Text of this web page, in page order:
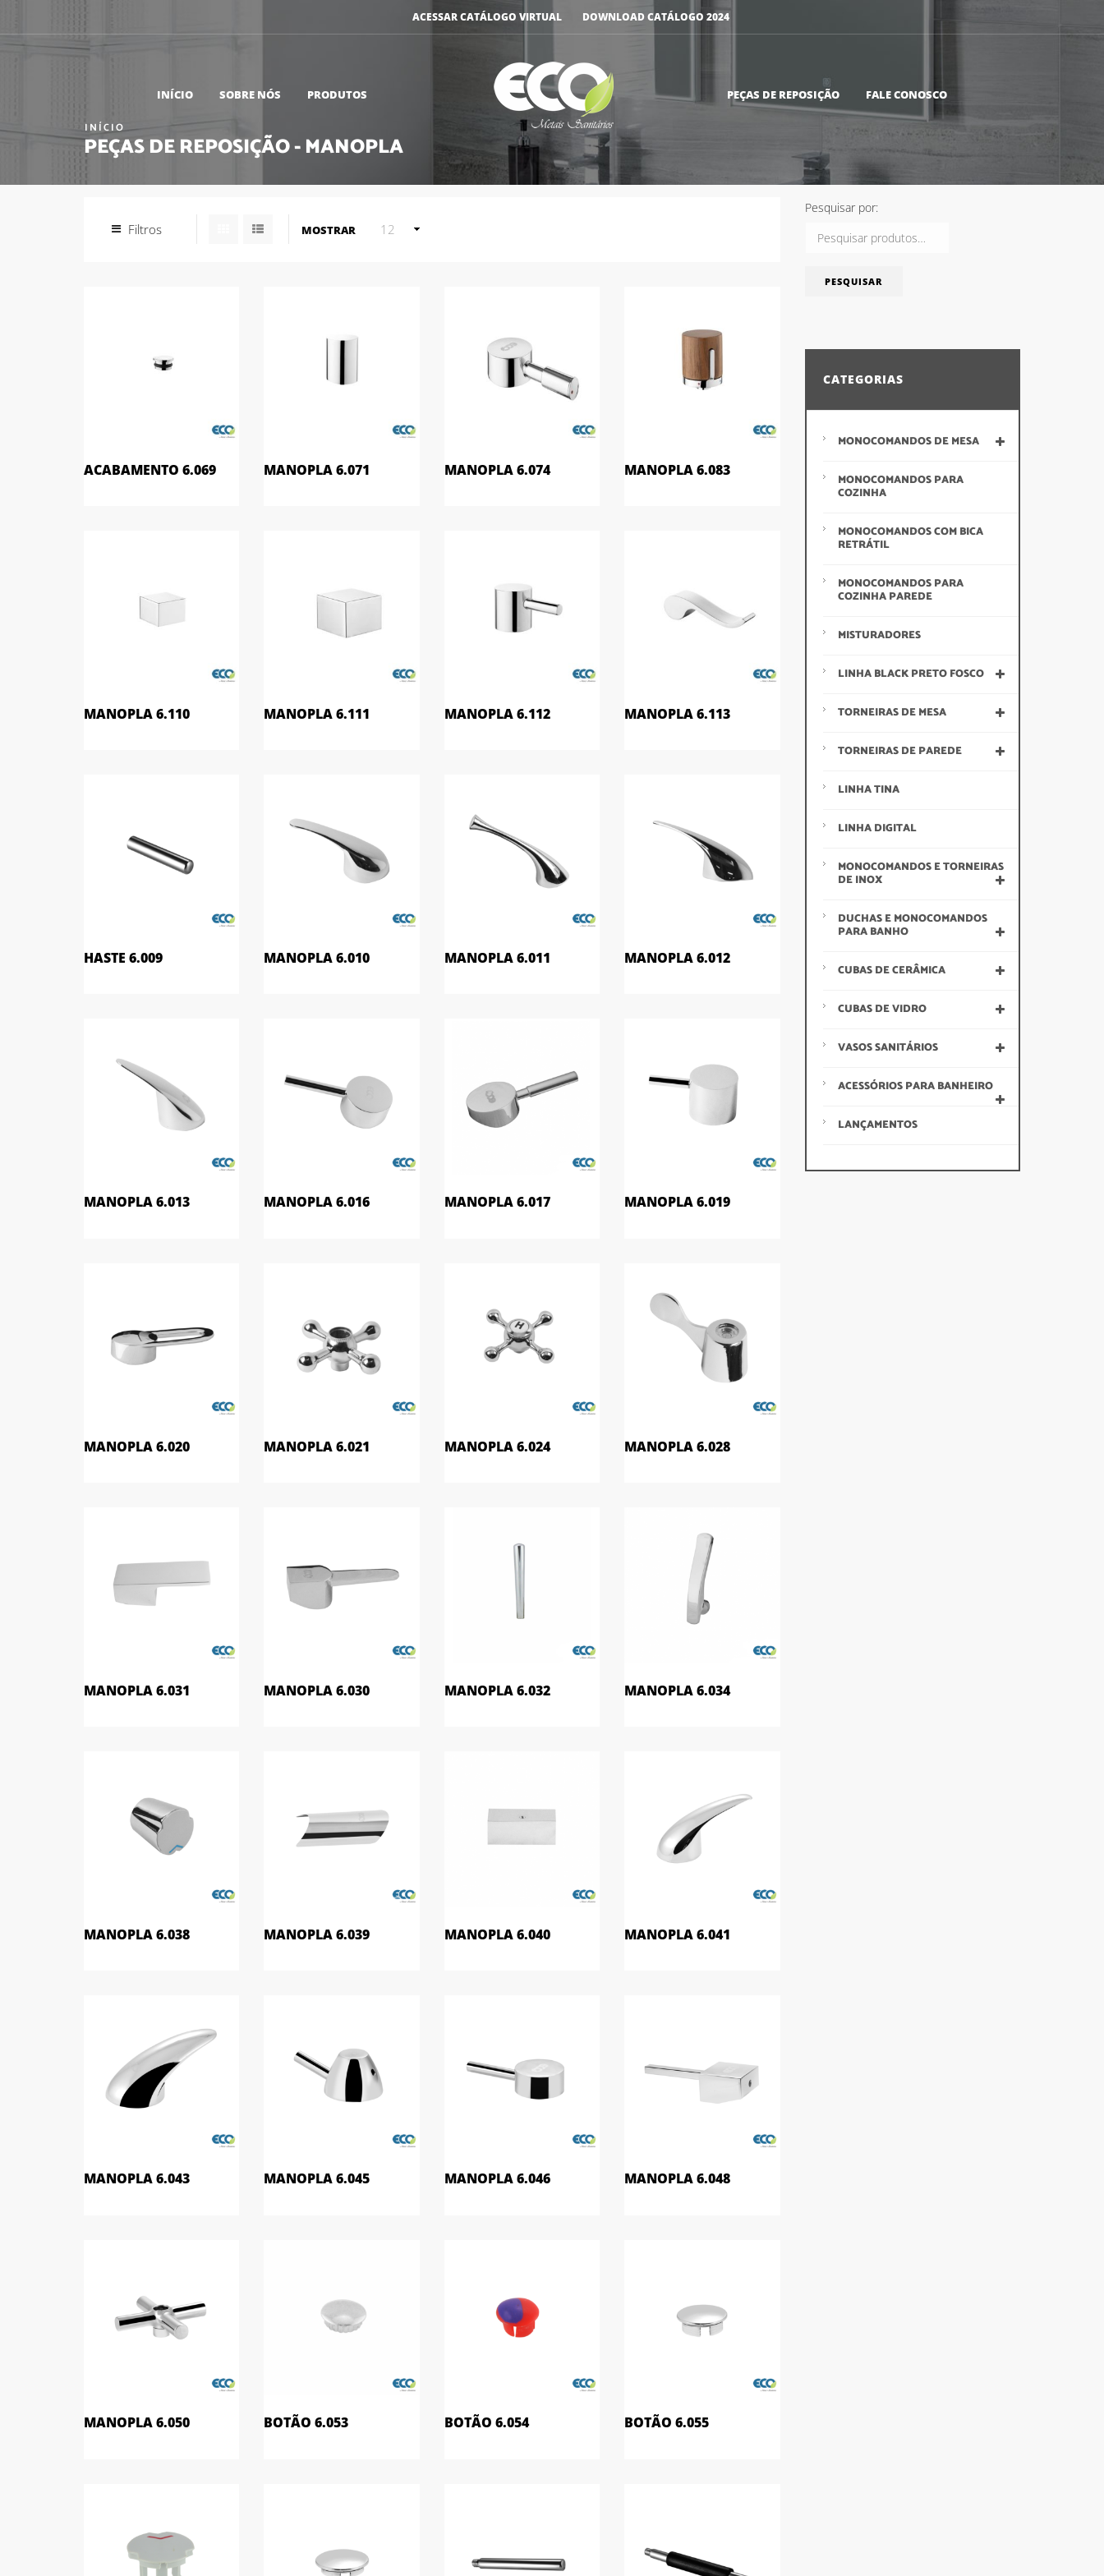
ACESSAR CATÁLOGO VIRTUAL DOWNLOAD CATÁLOGO 2024
INÍCIO SOBRE NÓS PRODUTOS PEÇAS DE REPOSIÇÃO FALE CONOSCO
INÍCIO
PEÇAS DE REPOSIÇÃO - MANOPLA
Filtros MOSTRAR
ACABAMENTO 6.069 MANOPLA 6.071 MANOPLA 6.074 MANOPLA 6.083
MANOPLA 6.110 MANOPLA 6.111 MANOPLA 6.112 MANOPLA 6.113
HASTE 6.009 MANOPLA 6.010 MANOPLA 6.011 MANOPLA 6.012
MANOPLA 6.013 MANOPLA 6.016 MANOPLA 6.017 MANOPLA 6.019
MANOPLA 6.020 MANOPLA 6.021 MANOPLA 6.024 MANOPLA 6.028
MANOPLA 6.031 MANOPLA 6.030 MANOPLA 6.032 MANOPLA 6.034
MANOPLA 6.038 MANOPLA 6.039 MANOPLA 6.040 MANOPLA 6.041
MANOPLA 6.043 MANOPLA 6.045 MANOPLA 6.046 MANOPLA 6.048
MANOPLA 6.050 BOTÃO 6.053 BOTÃO 6.054 BOTÃO 6.055
Pesquisar por:
PESQUISAR
CATEGORIAS
MONOCOMANDOS DE MESA
MONOCOMANDOS PARA
COZINHA
MONOCOMANDOS COM BICA
RETRÁTIL
MONOCOMANDOS PARA
COZINHA PAREDE
MISTURADORES
LINHA BLACK PRETO FOSCO
TORNEIRAS DE MESA
TORNEIRAS DE PAREDE
LINHA TINA
LINHA DIGITAL
MONOCOMANDOS E TORNEIRAS
DE INOX
DUCHAS E MONOCOMANDOS
PARA BANHO
CUBAS DE CERÂMICA
CUBAS DE VIDRO
VASOS SANITÁRIOS
ACESSÓRIOS PARA BANHEIRO
LANÇAMENTOS